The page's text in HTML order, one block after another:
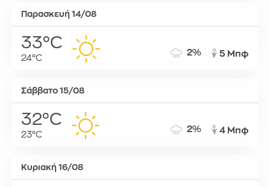
Παρασκευή 14/08
33°C
24°C
2% 5 Μπφ
Σάββατο 15/08
32°C
23°C
2% 4 Μπφ
Κυριακή 16/08